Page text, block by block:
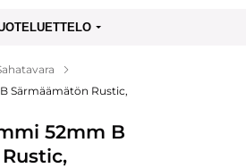
Särmäämätön Rustic,
52mm B